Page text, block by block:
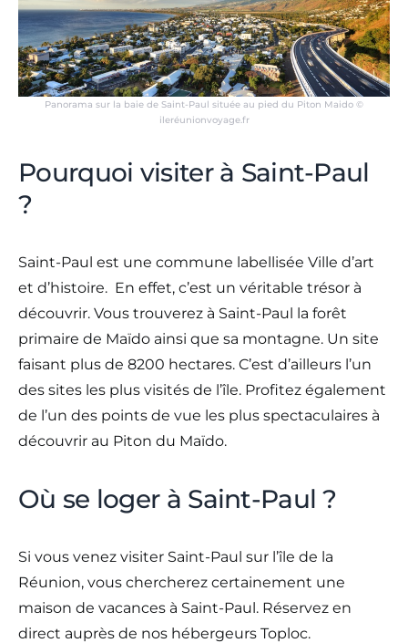
Panorama sur la baie de Saint-Paul située au pied du Piton Maido ©
ileréunionvoyage.fr
Pourquoi visiter à Saint-Paul
?
Saint-Paul est une commune labellisée Ville d’art
et d’histoire. En effet, c’est un véritable trésor à
découvrir. Vous trouverez à Saint-Paul la forêt
primaire de Maïdo ainsi que sa montagne. Un site
faisant plus de 8200 hectares. C’est d’ailleurs l’un
des sites les plus visités de l’île. Profitez également
de l’un des points de vue les plus spectaculaires à
découvrir au Piton du Maïdo.
Où se loger à Saint-Paul ?
Si vous venez visiter Saint-Paul sur l’île de la
Réunion, vous chercherez certainement une
maison de vacances à Saint-Paul. Réservez en
direct auprès de nos hébergeurs Toploc.